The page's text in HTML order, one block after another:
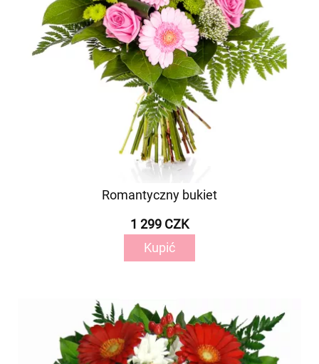
Romantyczny bukiet
1 299 CZK
Kupić